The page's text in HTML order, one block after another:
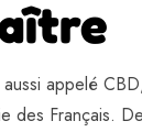
appelé
des Français.